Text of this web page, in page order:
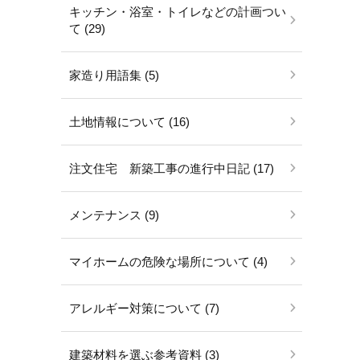
キッチン・浴室・トイレなどの計画つい
て (29)
家造り用語集 (5)
土地情報について (16)
注文住宅 新築工事の進行中日記 (17)
メンテナンス (9)
マイホームの危険な場所について (4)
アレルギー対策について (7)
建築材料を選ぶ参考資料 (3)